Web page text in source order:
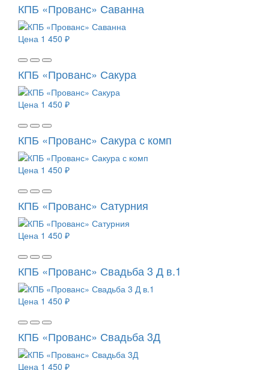
КПБ «Прованс» Саванна
Цена 1 450 ₽
КПБ «Прованс» Сакура
Цена 1 450 ₽
КПБ «Прованс» Сакура с комп
Цена 1 450 ₽
КПБ «Прованс» Сатурния
Цена 1 450 ₽
КПБ «Прованс» Свадьба 3 Д в.1
Цена 1 450 ₽
КПБ «Прованс» Свадьба 3Д
Цена 1 450 ₽